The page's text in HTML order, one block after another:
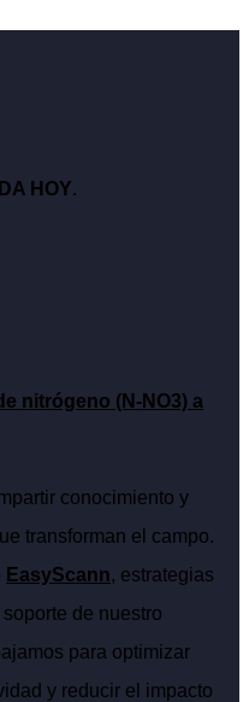
HOY.
nitrógeno (N-NO3) a
conocimiento y
transforman el campo.
EasyScann, estrategias
de nuestro
para optimizar
y reducir el impacto